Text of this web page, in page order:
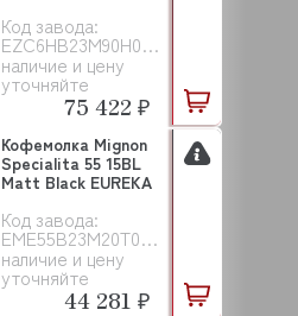
Код завода:
EZC6HB23M90H00EAC001
наличие и цену
уточняйте
75 422 ₽
Код завода:
EME55B23M20T00NAC001
наличие и цену
уточняйте
Кофемолка Mignon
Specialita 55 15BL
Matt Black EUREKA
44 281 ₽